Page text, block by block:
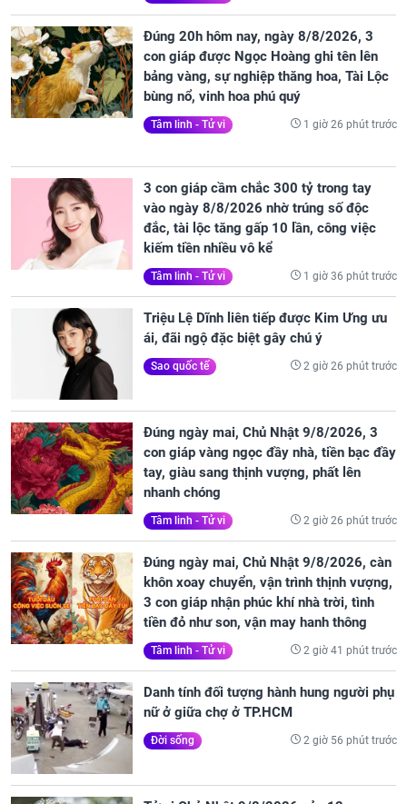
Đúng 20h hôm nay, ngày 8/8/2026, 3
con giáp được Ngọc Hoàng ghi tên lên
bảng vàng, sự nghiệp thăng hoa, Tài Lộc
bùng nổ, vinh hoa phú quý
Tâm linh - Tử vi 1 giờ 26 phút trước
3 con giáp cầm chắc 300 tỷ trong tay
vào ngày 8/8/2026 nhờ trúng số độc
đắc, tài lộc tăng gấp 10 lần, công việc
kiếm tiền nhiều vô kể
Tâm linh - Tử vi 1 giờ 36 phút trước
Triệu Lệ Dĩnh liên tiếp được Kim Ưng ưu
ái, đãi ngộ đặc biệt gây chú ý
Sao quốc tế 2 giờ 26 phút trước
Đúng ngày mai, Chủ Nhật 9/8/2026, 3
con giáp vàng ngọc đầy nhà, tiền bạc đầy
tay, giàu sang thịnh vượng, phất lên
nhanh chóng
Tâm linh - Tử vi 2 giờ 26 phút trước
Đúng ngày mai, Chủ Nhật 9/8/2026, càn
khôn xoay chuyển, vận trình thịnh vượng,
3 con giáp nhận phúc khí nhà trời, tình
tiền đỏ như son, vận may hanh thông
Tâm linh - Tử vi 2 giờ 41 phút trước
Danh tính đối tượng hành hung người phụ
nữ ở giữa chợ ở TP.HCM
Đời sống 2 giờ 56 phút trước